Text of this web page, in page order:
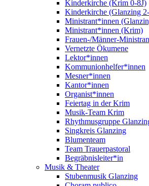
Kinderkirche (Krim 0-8J)
Kinderkirche (Glanzing
Ministrant*innen
Ministrant*innen (Krim)
Frauen-/Männer-
Vernetzte Ökumene
Lektor*innen
Kommunionhelfer*innen
Mesner*innen
Kantor*innen
Organist*innen
Feiertag in der Krim
Musik-Team Krim
Rhythmusgruppe
Singkreis Glanzing
Blumenteam
Team Trauerpastoral
Begräbnisleiter*in
Musik & Theater
Stubenmusik Glanzing